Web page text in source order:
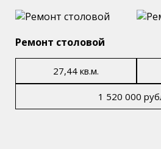
Ремонт столовой
27,44 кв.м.
1 520 000